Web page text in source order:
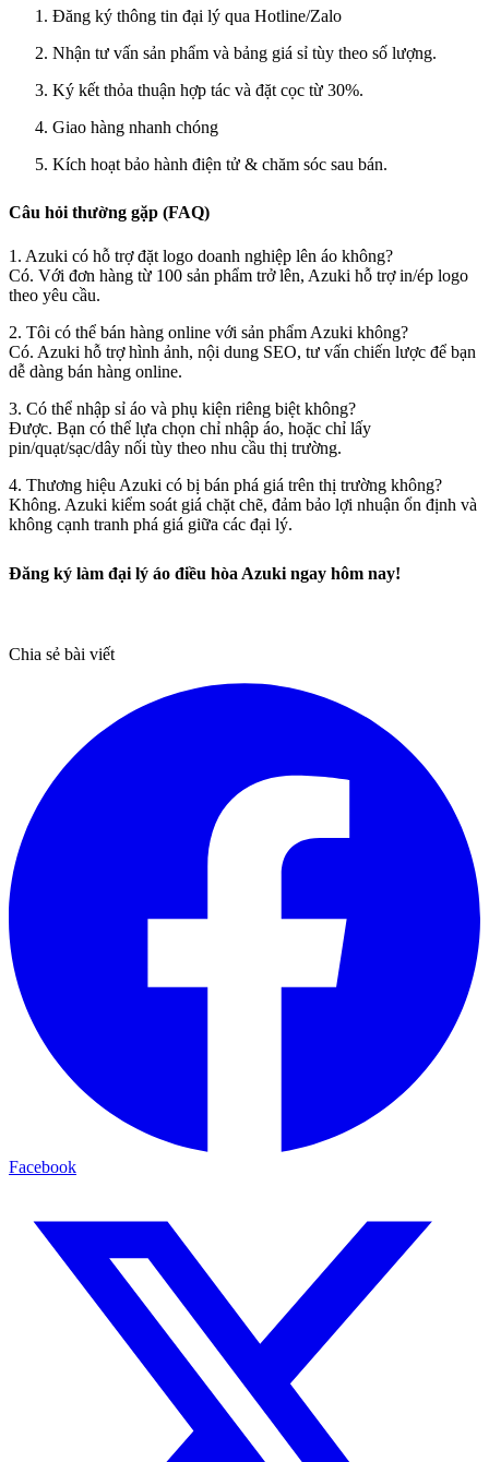
Đăng ký thông tin đại lý qua Hotline/Zalo
Nhận tư vấn sản phẩm và bảng giá sỉ tùy theo số lượng.
Ký kết thỏa thuận hợp tác và đặt cọc từ 30%.
Giao hàng nhanh chóng
Kích hoạt bảo hành điện tử & chăm sóc sau bán.
Câu hỏi thường gặp (FAQ)
1. Azuki có hỗ trợ đặt logo doanh nghiệp lên áo không?
Có. Với đơn hàng từ 100 sản phẩm trở lên, Azuki hỗ trợ in/ép logo
theo yêu cầu.
2. Tôi có thể bán hàng online với sản phẩm Azuki không?
Có. Azuki hỗ trợ hình ảnh, nội dung SEO, tư vấn chiến lược để bạn
dễ dàng bán hàng online.
3. Có thể nhập sỉ áo và phụ kiện riêng biệt không?
Được. Bạn có thể lựa chọn chỉ nhập áo, hoặc chỉ lấy
pin/quạt/sạc/dây nối tùy theo nhu cầu thị trường.
4. Thương hiệu Azuki có bị bán phá giá trên thị trường không?
Không. Azuki kiểm soát giá chặt chẽ, đảm bảo lợi nhuận ổn định và
không cạnh tranh phá giá giữa các đại lý.
Đăng ký làm đại lý áo điều hòa Azuki ngay hôm nay!
Chia sẻ bài viết
Facebook